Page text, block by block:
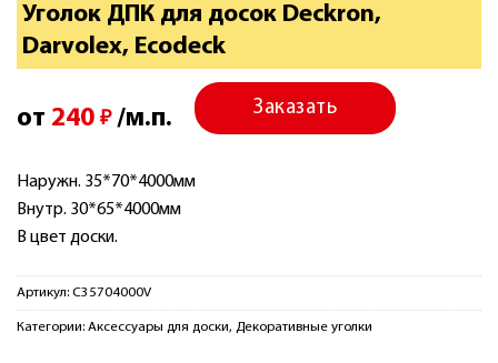
Уголок ДПК для досок Deckron,
Darvolex, Ecodeck
от 240 ₽ /м.п. Заказать
Наружн. 35*70*4000мм
Внутр. 30*65*4000мм
В цвет доски.
Артикул: C35704000V
Категории: Аксессуары для доски, Декоративные уголки